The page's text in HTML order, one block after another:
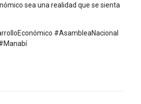
sea una realidad que se sienta
#AsambleaNacional